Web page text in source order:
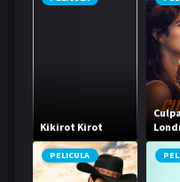
Kikirot Kirot
PELICULA